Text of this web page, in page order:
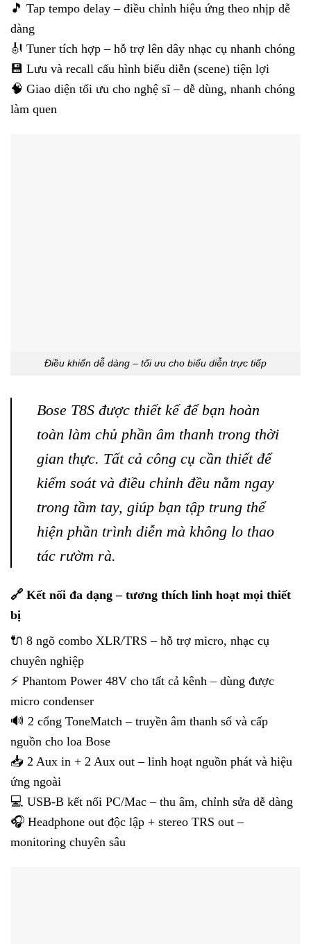
🎵 Tap tempo delay – điều chỉnh hiệu ứng theo nhịp dễ
dàng
🎻 Tuner tích hợp – hỗ trợ lên dây nhạc cụ nhanh chóng
💾 Lưu và recall cấu hình biểu diễn (scene) tiện lợi
🧠 Giao diện tối ưu cho nghệ sĩ – dễ dùng, nhanh chóng
làm quen
Điều khiển dễ dàng – tối ưu cho biểu diễn trực tiếp
Bose T8S được thiết kế để bạn hoàn
toàn làm chủ phần âm thanh trong thời
gian thực. Tất cả công cụ cần thiết để
kiểm soát và điều chỉnh đều nằm ngay
trong tầm tay, giúp bạn tập trung thể
hiện phần trình diễn mà không lo thao
tác rườm rà.
🔗 Kết nối đa dạng – tương thích linh hoạt mọi thiết
bị
🔌 8 ngõ combo XLR/TRS – hỗ trợ micro, nhạc cụ
chuyên nghiệp
⚡ Phantom Power 48V cho tất cả kênh – dùng được
micro condenser
🔊 2 cổng ToneMatch – truyền âm thanh số và cấp
nguồn cho loa Bose
📥 2 Aux in + 2 Aux out – linh hoạt nguồn phát và hiệu
ứng ngoài
💻 USB-B kết nối PC/Mac – thu âm, chỉnh sửa dễ dàng
🎧 Headphone out độc lập + stereo TRS out –
monitoring chuyên sâu